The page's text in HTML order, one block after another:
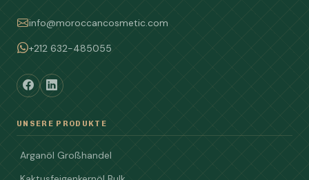
info@moroccancosmetic.com
+212 632-485055
UNSERE PRODUKTE
Arganöl Großhandel